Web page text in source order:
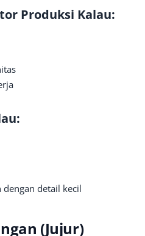
Produksi Kalau:
detail kecil
(Jujur)